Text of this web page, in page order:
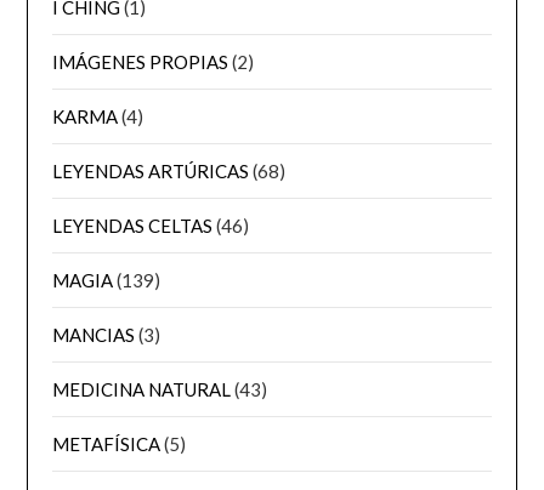
I CHING(1)
IMÁGENES PROPIAS (2)
KARMA(4)
LEYENDAS ARTÚRICAS (68)
LEYENDAS CELTAS (46)
MAGIA(139)
MANCIAS (3)
MEDICINA NATURAL (43)
METAFÍSICA(5)